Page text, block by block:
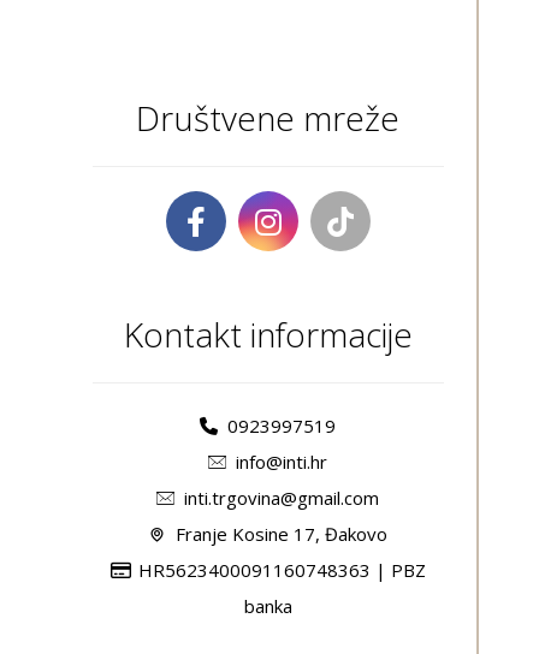
Društvene mreže
Kontakt informacije
0923997519
info@inti.hr
inti.trgovina@gmail.com
Franje Kosine 17, Đakovo
HR5623400091160748363 | PBZ
banka